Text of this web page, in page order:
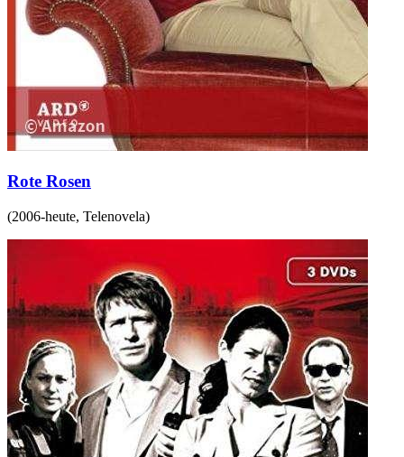
Rote Rosen
(2006-heute, Telenovela)